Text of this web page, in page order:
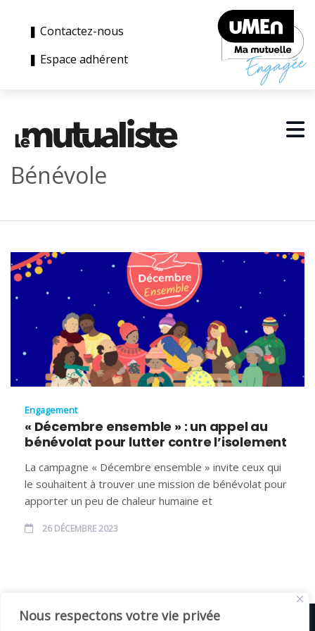
Nous respectons votre vie privée
❚ Contactez-nous
❚ Espace adhérent
Bénévole
Engagement
« Décembre ensemble » : un appel au
bénévolat pour lutter contre l’isolement
La campagne « Décembre ensemble » invite ceux qui
le souhaitent à trouver une mission de bénévolat pour
apporter un peu de chaleur humaine et
26 DÉCEMBRE 2023